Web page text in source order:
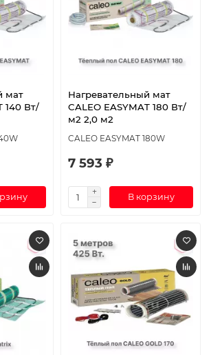
мат
140 Вт/
Нагревательный мат
CALEO EASYMAT 180 Вт/
м2 2,0 м2
CALEO EASYMAT 180W
7 593 ₽
В корзину